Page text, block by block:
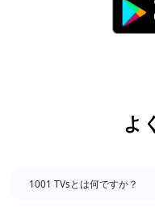
よ
1001 TVsとは何ですか？